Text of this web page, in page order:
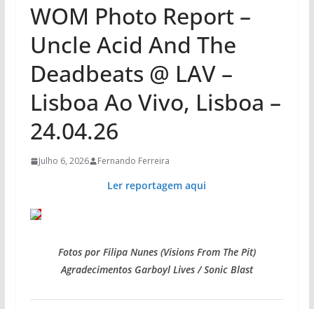
WOM Photo Report –
Uncle Acid And The
Deadbeats @ LAV –
Lisboa Ao Vivo, Lisboa –
24.04.26
Julho 6, 2026 Fernando Ferreira
Ler reportagem aqui
Fotos por Filipa Nunes (Visions From The Pit)
Agradecimentos Garboyl Lives / Sonic Blast